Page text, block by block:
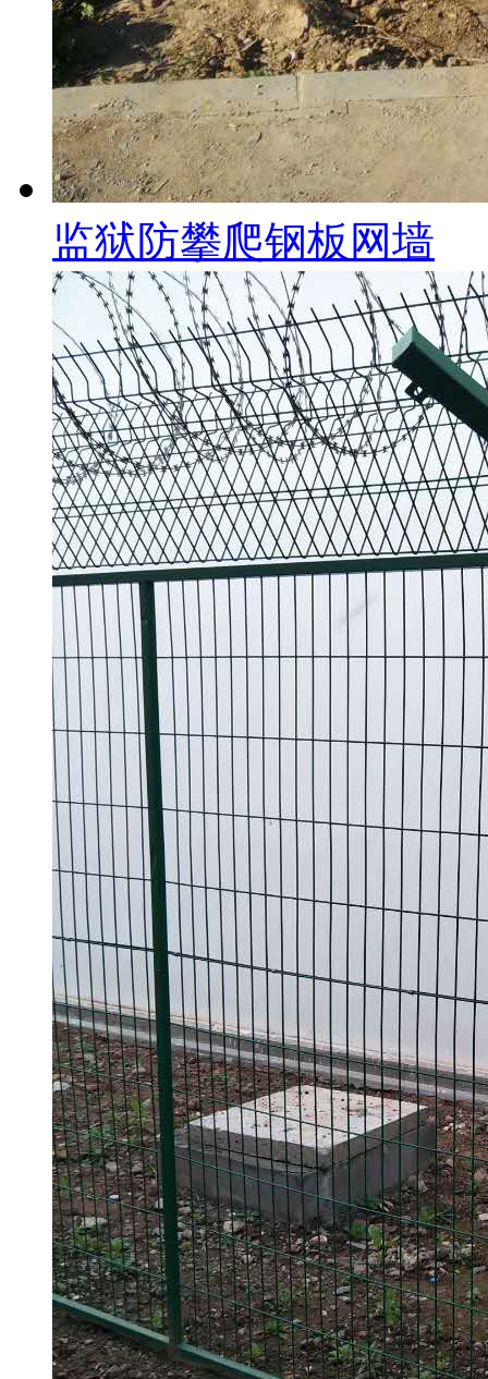
监狱防攀爬钢板网墙